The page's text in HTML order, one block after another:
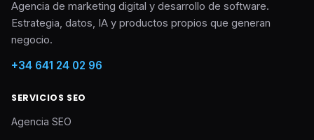
Agencia de marketing digital y desarrollo de software.
Estrategia, datos, IA y productos propios que generan
negocio.
+34 641 24 02 96
SERVICIOS SEO
Agencia SEO